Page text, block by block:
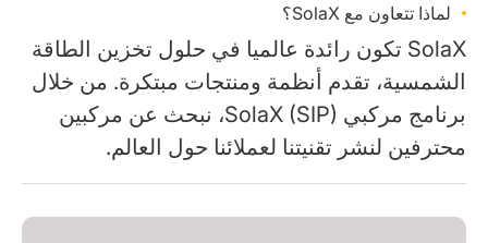
لماذا تتعاون مع SolaX؟
SolaX تكون رائدة عالميا في حلول تخزين الطاقة
الشمسية، تقدم أنظمة ومنتجات مبتكرة. من خلال
برنامج مركبي SolaX (SIP)، نبحث عن مركبين
محترفين لنشر تقنيتنا لعملائنا حول العالم.